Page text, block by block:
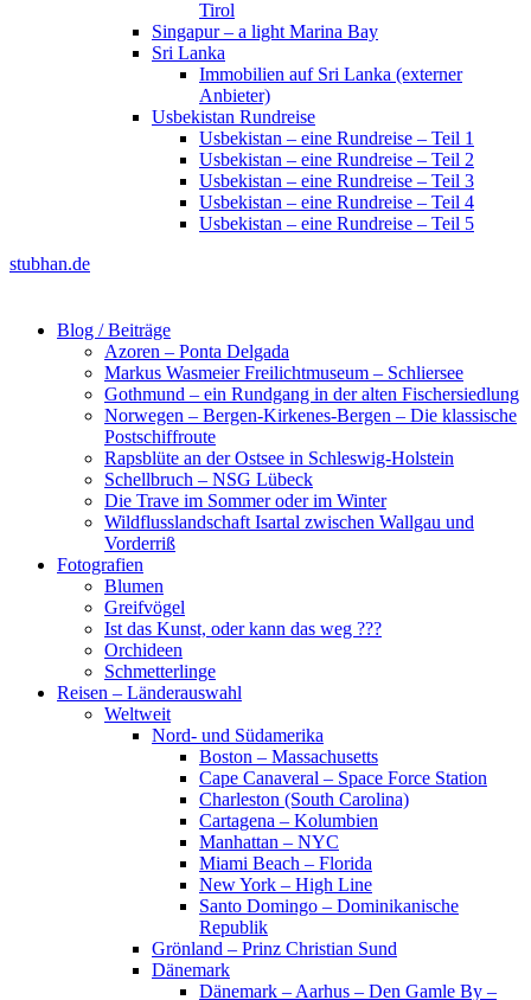
Tirol
Singapur – a light Marina Bay
Sri Lanka
Immobilien auf Sri Lanka (externer
Anbieter)
Usbekistan Rundreise
Usbekistan – eine Rundreise – Teil 1
Usbekistan – eine Rundreise – Teil 2
Usbekistan – eine Rundreise – Teil 3
Usbekistan – eine Rundreise – Teil 4
Usbekistan – eine Rundreise – Teil 5
stubhan.de
Blog / Beiträge
Azoren – Ponta Delgada
Markus Wasmeier Freilichtmuseum – Schliersee
Gothmund – ein Rundgang in der alten Fischersiedlung
Norwegen – Bergen-Kirkenes-Bergen – Die klassische
Postschiffroute
Rapsblüte an der Ostsee in Schleswig-Holstein
Schellbruch – NSG Lübeck
Die Trave im Sommer oder im Winter
Wildflusslandschaft Isartal zwischen Wallgau und
Vorderriß
Fotografien
Blumen
Greifvögel
Ist das Kunst, oder kann das weg ???
Orchideen
Schmetterlinge
Reisen – Länderauswahl
Weltweit
Nord- und Südamerika
Boston – Massachusetts
Cape Canaveral – Space Force Station
Charleston (South Carolina)
Cartagena – Kolumbien
Manhattan – NYC
Miami Beach – Florida
New York – High Line
Santo Domingo – Dominikanische
Republik
Grönland – Prinz Christian Sund
Dänemark
Dänemark – Aarhus – Den Gamle By –